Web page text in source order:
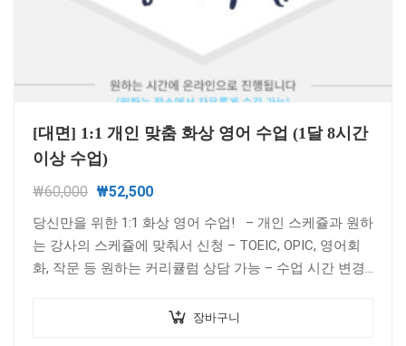
[대면] 1:1 개인 맞춤 화상 영어 수업 (1달 8시간
이상 수업)
₩60,000 원
래
가
격:
₩52,500현
재
가
격:
₩52,500.
당신만을 위한 1:1 화상 영어 수업! – 개인 스케쥴과 원하
는 강사의 스케쥴에 맞춰서 신청 – TOEIC, OPIC, 영어회
화, 작문 등 원하는 커리큘럼 상담 가능 – 수업 시간 변경…
장바구니